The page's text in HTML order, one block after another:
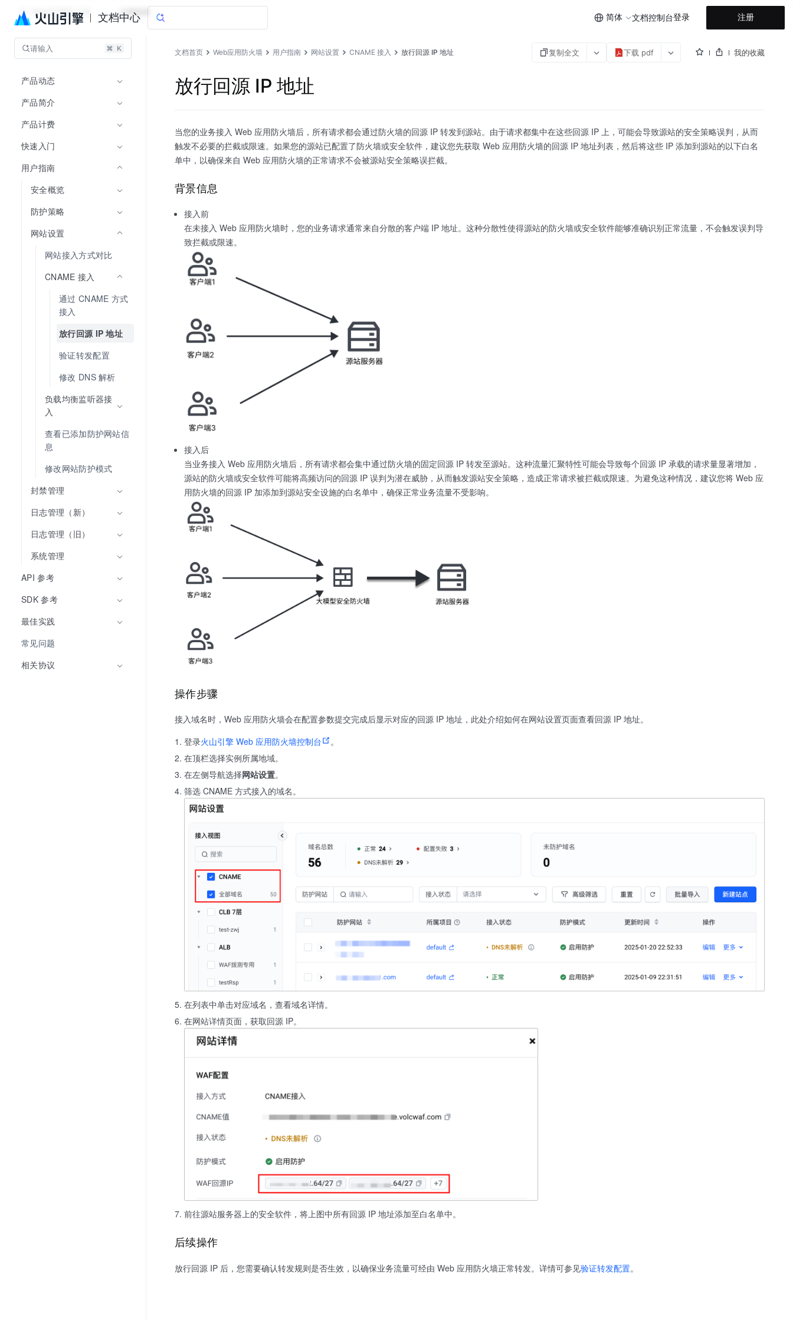
文档中心 简体 文档控制台登录 注册
Web应用防火墙 文档指南
请输入
产品动态
产品简介
产品计费
快速入门
用户指南
安全概览
防护策略
网站设置
网站接入方式对比
CNAME 接入
通过 CNAME 方式
接入
放行回源 IP 地址
验证转发配置
修改 DNS 解析
负载均衡监听器接
入
查看已添加防护网站信
息
修改网站防护模式
封禁管理
日志管理（新）
日志管理（旧）
系统管理
API 参考
SDK 参考
最佳实践
常见问题
相关协议
文档首页 Web应用防火墙 用户指南 网站设置 CNAME 接入 放行回源 IP 地址 复制全文 下载 pdf 我的收藏
放行回源 IP 地址
当您的业务接入 Web 应用防火墙后，所有请求都会通过防火墙的回源 IP 转发到源站。由于请求都集中在这些回源 IP 上，可能会导致源站的安全策略误判，从而
触发不必要的拦截或限速。如果您的源站已配置了防火墙或安全软件，建议您先获取 Web 应用防火墙的回源 IP 地址列表，然后将这些 IP 添加到源站的以下白名
单中，以确保来自 Web 应用防火墙的正常请求不会被源站安全策略误拦截。
背景信息
接入前
在未接入 Web 应用防火墙时，您的业务请求通常来自分散的客户端 IP 地址。这种分散性使得源站的防火墙或安全软件能够准确识别正常流量，不会触发误判导
致拦截或限速。
接入后
当业务接入 Web 应用防火墙后，所有请求都会集中通过防火墙的固定回源 IP 转发至源站。这种流量汇聚特性可能会导致每个回源 IP 承载的请求量显著增加，
源站的防火墙或安全软件可能将高频访问的回源 IP 误判为潜在威胁，从而触发源站安全策略，造成正常请求被拦截或限速。为避免这种情况，建议您将 Web 应
用防火墙的回源 IP 加添加到源站安全设施的白名单中，确保正常业务流量不受影响。
操作步骤
接入域名时，Web 应用防火墙会在配置参数提交完成后显示对应的回源 IP 地址，此处介绍如何在网站设置页面查看回源 IP 地址。
登录火山引擎 Web 应用防火墙控制台
。
在顶栏选择实例所属地域。
在左侧导航选择网站设置。
筛选 CNAME 方式接入的域名。
在列表中单击对应域名，查看域名详情。
在网站详情页面，获取回源 IP。
前往源站服务器上的安全软件，将上图中所有回源 IP 地址添加至白名单中。
后续操作
放行回源 IP 后，您需要确认转发规则是否生效，以确保业务流量可经由 Web 应用防火墙正常转发。详情可参见验证转发配置。